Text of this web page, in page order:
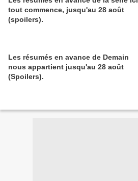
tout commence, jusqu'au 28 août
(spoilers).
Les résumés en avance de Demain
nous appartient jusqu'au 28 août
(Spoilers).